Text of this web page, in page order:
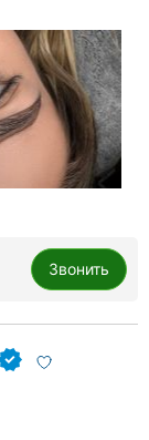
Звонить